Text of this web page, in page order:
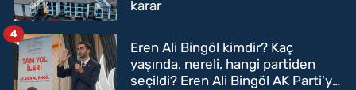
karar
Eren Ali Bingöl kimdir? Kaç
yaşında, nereli, hangi partiden
seçildi? Eren Ali Bingöl AK Parti'ye
4